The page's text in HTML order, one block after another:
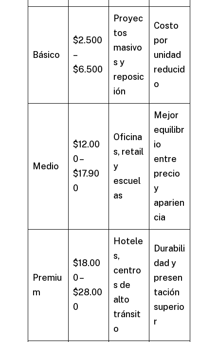
Básico
$2.500
–
$6.500
Proyec
tos
masivo
s y
reposic
ión
Costo
por
unidad
reducid
o
Medio
$12.00
0 –
$17.90
0
Oficina
s, retail
y
escuel
as
Mejor
equilibr
io
entre
precio
y
aparien
cia
Premiu
m
$18.00
0 –
$28.00
0
Hotele
s,
centro
s de
alto
tránsit
o
Durabili
dad y
presen
tación
superio
r